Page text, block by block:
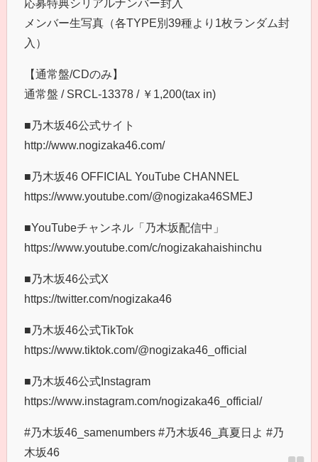
応募特典シリアルナンバー封入
メンバー生写真（各TYPE別39種より1枚ランダム封
入）
【通常盤/CDのみ】
通常盤 / SRCL-13378 / ￥1,200(tax in)
■乃木坂46公式サイト
http://www.nogizaka46.com/
■乃木坂46 OFFICIAL YouTube CHANNEL
https://www.youtube.com/@nogizaka46SMEJ
■YouTubeチャンネル「乃木坂配信中」
https://www.youtube.com/c/nogizakahaishinchu
■乃木坂46公式X
https://twitter.com/nogizaka46
■乃木坂46公式TikTok
https://www.tiktok.com/@nogizaka46_official
■乃木坂46公式Instagram
https://www.instagram.com/nogizaka46_official/
#乃木坂46_samenumbers #乃木坂46_真夏日よ #乃
木坂46